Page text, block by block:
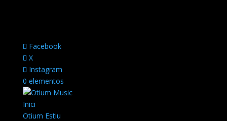
Facebook
X
Instagram
0 elementos
Inici
Otium Estiu